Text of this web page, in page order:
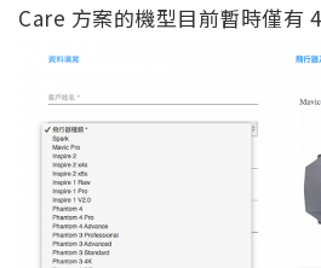
Care 方案的機型目前暫時僅有 4